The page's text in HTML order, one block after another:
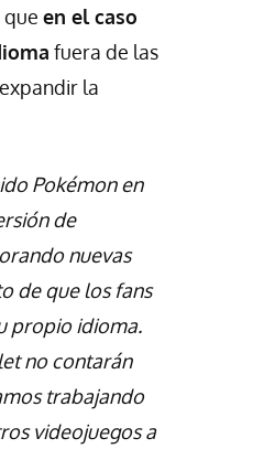
en el caso
fuera de las
la
Pokémon en
de
nuevas
de que los fans
propio idioma.
no contarán
trabajando
videojuegos a